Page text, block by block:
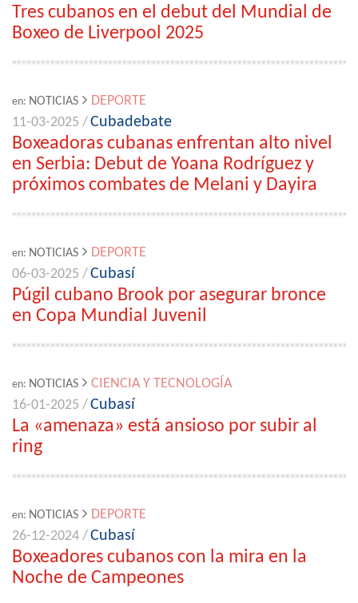
Tres cubanos en el debut del Mundial de
Boxeo de Liverpool 2025
en: NOTICIAS
DEPORTE
11-03-2025 /Cubadebate
Boxeadoras cubanas enfrentan alto nivel
en Serbia: Debut de Yoana Rodríguez y
próximos combates de Melani y Dayira
en: NOTICIAS
DEPORTE
06-03-2025 /Cubasí
Púgil cubano Brook por asegurar bronce
en Copa Mundial Juvenil
en: NOTICIAS
CIENCIA Y TECNOLOGÍA
16-01-2025 /Cubasí
La «amenaza» está ansioso por subir al
ring
en: NOTICIAS
DEPORTE
26-12-2024 /Cubasí
Boxeadores cubanos con la mira en la
Noche de Campeones